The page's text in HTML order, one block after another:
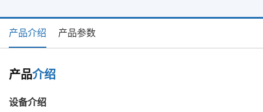
产品介绍 产品参数
产品介绍
设备介绍